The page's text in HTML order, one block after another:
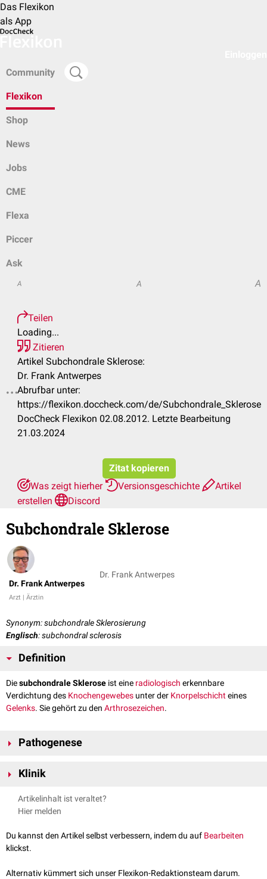
Das Flexikon
als App
Community
Flexikon
Shop
News
Jobs
CME
Flexa
Piccer
Ask
A A A
Teilen
Loading...
Zitieren
Artikel Subchondrale Sklerose:
Dr. Frank Antwerpes
Abrufbar unter:
https://flexikon.doccheck.com/de/Subchondrale_Sklerose
DocCheck Flexikon 02.08.2012. Letzte Bearbeitung
21.03.2024
Zitat kopieren
Was zeigt hierher
Versionsgeschichte
Artikel
erstellen
Discord
Subchondrale Sklerose
Dr. Frank Antwerpes
Arzt | Ärztin
Dr. Frank Antwerpes
Synonym: subchondrale Sklerosierung
Englisch: subchondral sclerosis
Definition
Diesubchondrale Sklerose ist eine radiologisch erkennbare
Verdichtung des Knochengewebes unter der Knorpelschichteines
Gelenks. Sie gehört zu den Arthrosezeichen.
Pathogenese
Druckbelastung im Gelenkbereich. Der Knochen reagiert auf die
Vermehrung und Verdichtung der Knochenmasse. Der lokal erhöhte
Kalziumgehaltführt zur verminderten Strahlentransparenz im
Klinik
Die subchondrale Sklerose ist das morphologische Substrat einer
erhöhten Gelenkbelastung. Es lässt sich nicht mit der übrigen klinischen
Artikelinhalt ist veraltet?
Hier melden
Du kannst den Artikel selbst verbessern, indem du auf Bearbeiten
klickst.
Alternativ kümmert sich unser Flexikon-Redaktionsteam darum.